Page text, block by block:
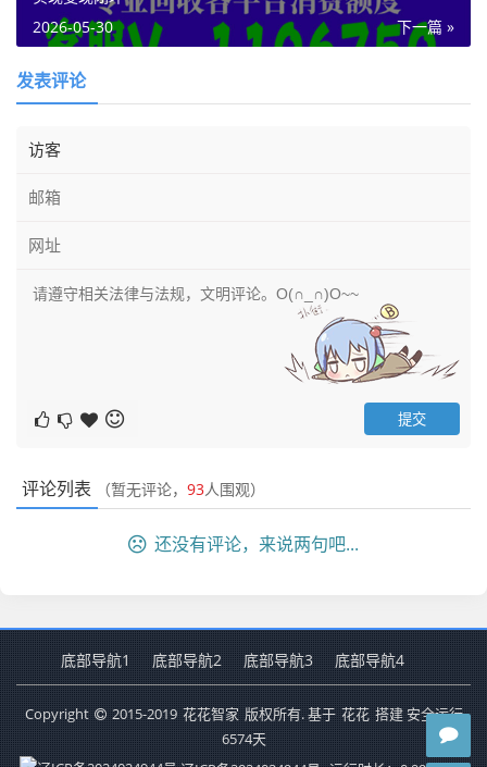
下一篇 »
2026-05-30
发表评论
评论列表 （暂无评论， 93人围观）
还没有评论，来说两句吧...
底部导航1 底部导航2 底部导航3 底部导航4
Copyright 2015-2019 花花智家 版权所有. 基于 花花 搭建 安全运行
6574天